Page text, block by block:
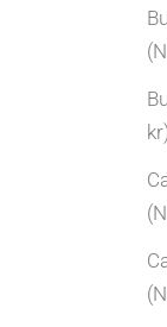
Arvede
Har du
gull og sølv.